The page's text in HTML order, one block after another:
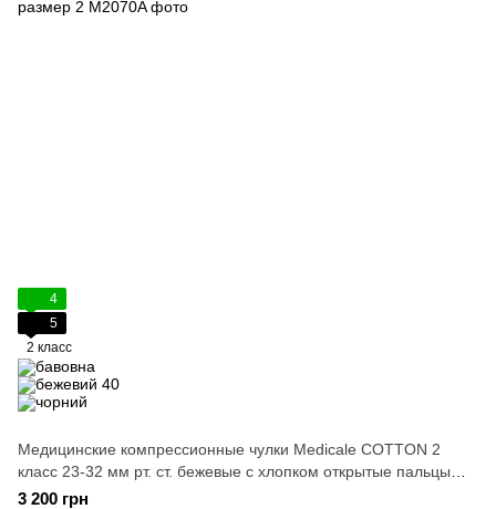
4
5
2 класс
Медицинские компрессионные чулки Medicale COTTON 2
класс 23-32 мм рт. ст. бежевые с хлопком открытые пальцы
размер 2
3 200 грн